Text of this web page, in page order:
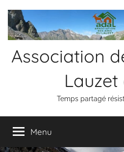
contenu
Association
Lauzet
Temps partagé
Menu